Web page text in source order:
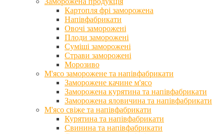
Картопля фрі заморожена
Напівфабрикати
Овочі заморожені
Плоди заморожені
Суміші заморожені
Страви заморожені
Морозиво
М'ясо заморожене та напівфабрикати
Заморожене качине м'ясо
Заморожена курятина та напівфабрикати
Заморожена яловичина та напівфабрикати
М'ясо свіже та напівфабрикати
Курятина та напівфабрикати
Свинина та напівфабрикати